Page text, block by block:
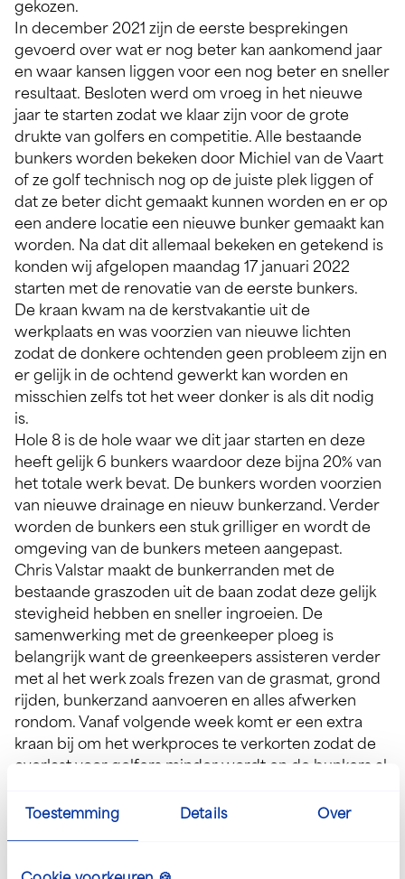
Toestemming Details Over
gekozen.
In december 2021 zijn de eerste besprekingen
gevoerd over wat er nog beter kan aankomend jaar
en waar kansen liggen voor een nog beter en sneller
resultaat. Besloten werd om vroeg in het nieuwe
jaar te starten zodat we klaar zijn voor de grote
drukte van golfers en competitie. Alle bestaande
bunkers worden bekeken door Michiel van de Vaart
of ze golf technisch nog op de juiste plek liggen of
dat ze beter dicht gemaakt kunnen worden en er op
een andere locatie een nieuwe bunker gemaakt kan
worden. Na dat dit allemaal bekeken en getekend is
konden wij afgelopen maandag 17 januari 2022
starten met de renovatie van de eerste bunkers.
De kraan kwam na de kerstvakantie uit de
werkplaats en was voorzien van nieuwe lichten
zodat de donkere ochtenden geen probleem zijn en
er gelijk in de ochtend gewerkt kan worden en
misschien zelfs tot het weer donker is als dit nodig
is.
Hole 8 is de hole waar we dit jaar starten en deze
heeft gelijk 6 bunkers waardoor deze bijna 20% van
het totale werk bevat. De bunkers worden voorzien
van nieuwe drainage en nieuw bunkerzand. Verder
worden de bunkers een stuk grilliger en wordt de
omgeving van de bunkers meteen aangepast.
Chris Valstar maakt de bunkerranden met de
bestaande graszoden uit de baan zodat deze gelijk
stevigheid hebben en sneller ingroeien. De
samenwerking met de greenkeeper ploeg is
belangrijk want de greenkeepers assisteren verder
met al het werk zoals frezen van de grasmat, grond
rijden, bunkerzand aanvoeren en alles afwerken
rondom. Vanaf volgende week komt er een extra
kraan bij om het werkproces te verkorten zodat de
overlast voor golfers minder wordt en de bunkers al
Dit wordt een leuk en mooi werk waarbij de